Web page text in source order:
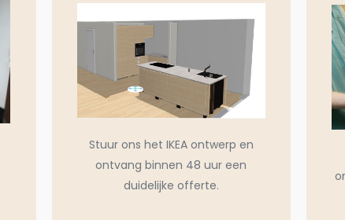
Stuur ons het IKEA ontwerp en
ontvang binnen 48 uur een
duidelijke offerte.